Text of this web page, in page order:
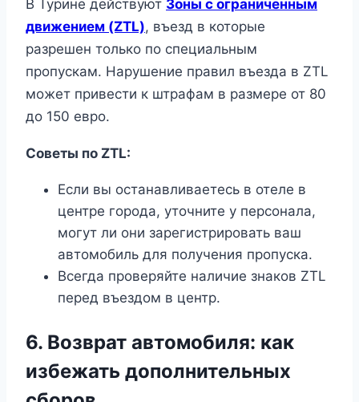
В Турине действуют Зоны с ограниченным
движением (ZTL), въезд в которые
разрешен только по специальным
пропускам. Нарушение правил въезда в ZTL
может привести к штрафам в размере от 80
до 150 евро.
Советы по ZTL:
Если вы останавливаетесь в отеле в
центре города, уточните у персонала,
могут ли они зарегистрировать ваш
автомобиль для получения пропуска.
Всегда проверяйте наличие знаков ZTL
перед въездом в центр.
6. Возврат автомобиля: как
избежать дополнительных